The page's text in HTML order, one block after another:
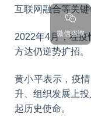
互联网融合等关
2022年4月，在
方达仍逆势扩招。
黄小平表示，疫
升、组织发展上
起历史使命。
微信咨询